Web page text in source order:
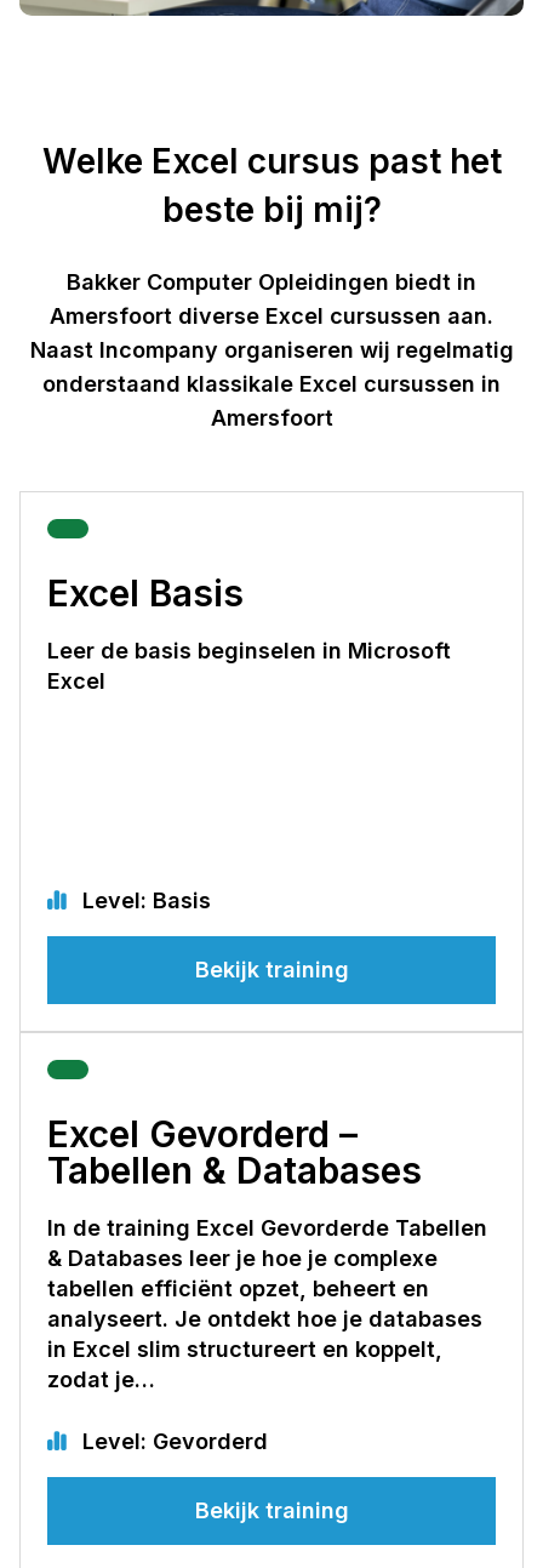
Welke Excel cursus past het
beste bij mij?
Bakker Computer Opleidingen biedt in
Amersfoort diverse Excel cursussen aan.
Naast Incompany organiseren wij regelmatig
onderstaand klassikale Excel cursussen in
Amersfoort
Excel Basis
Leer de basis beginselen in Microsoft
Excel
Level: Basis
Bekijk training
Excel Gevorderd –
Tabellen & Databases
In de training Excel Gevorderde Tabellen
& Databases leer je hoe je complexe
tabellen efficiënt opzet, beheert en
analyseert. Je ontdekt hoe je databases
in Excel slim structureert en koppelt,
zodat je…
Level: Gevorderd
Bekijk training